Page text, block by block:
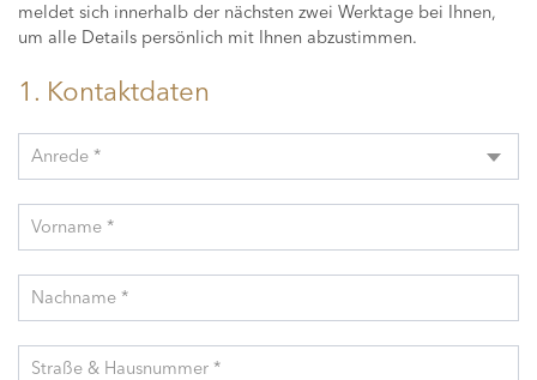
meldet sich innerhalb der nächsten zwei Werktage bei Ihnen,
um alle Details persönlich mit Ihnen abzustimmen.
1. Kontaktdaten
Anrede *
Vorname *
Nachname *
Straße & Hausnummer *